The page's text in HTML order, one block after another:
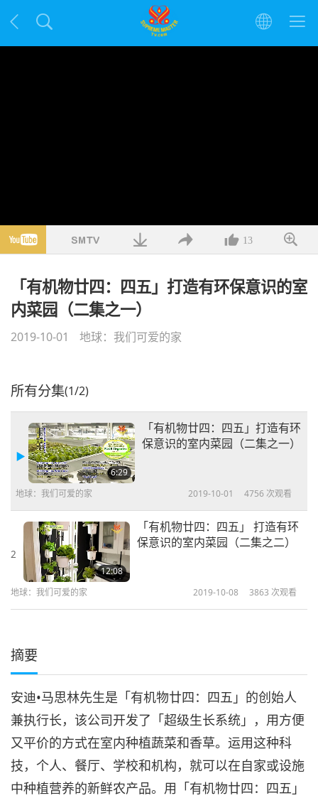
13
「有机物廿四：四五」打造有环保意识的室
内菜园（二集之一）
2019-10-01 地球：我们可爱的家
所有分集(1/2)
6:29
「有机物廿四：四五」打造有环
保意识的室内菜园（二集之一）
地球：我们可爱的家 2019-10-01 4756 次观看
2
12:08
「有机物廿四：四五」 打造有环
保意识的室内菜园（二集之二）
地球：我们可爱的家 2019-10-08 3863 次观看
摘要
安迪•马思林先生是「有机物廿四：四五」的创始人
兼执行长，该公司开发了「超级生长系统」，用方便
又平价的方式在室内种植蔬菜和香草。运用这种科
技，个人、餐厅、学校和机构，就可以在自家或设施
中种植营养的新鲜农产品。用「有机物廿四：四五」